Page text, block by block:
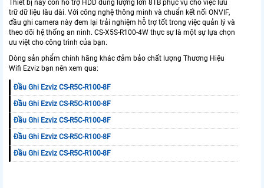
Thiết bị này còn hỗ trợ HDD dung lượng lớn 8TB phục vụ cho việc lưu
trữ dữ liệu lâu dài. Với công nghệ thông minh và chuẩn kết nối ONVIF,
đầu ghi camera này đem lại trải nghiệm hỗ trợ tốt trong việc quản lý và
theo dõi hệ thống an ninh. CS-X5S-R100-4W thực sự là một sự lựa chọn
ưu việt cho công trình của bạn.
Dòng sản phẩm chính hãng khác đảm bảo chất lượng Thương Hiệu
Wifi Ezviz bạn nên xem qua:
Đầu Ghi Ezviz CS-R5C-R100-8F
Đầu Ghi Ezviz CS-R5C-R100-8F
Đầu Ghi Ezviz CS-R5C-R100-8F
Đầu Ghi Ezviz CS-R5C-R100-8F
Đầu Ghi Ezviz CS-R5C-R100-8F